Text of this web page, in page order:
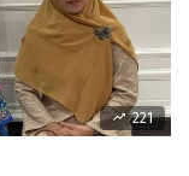
221